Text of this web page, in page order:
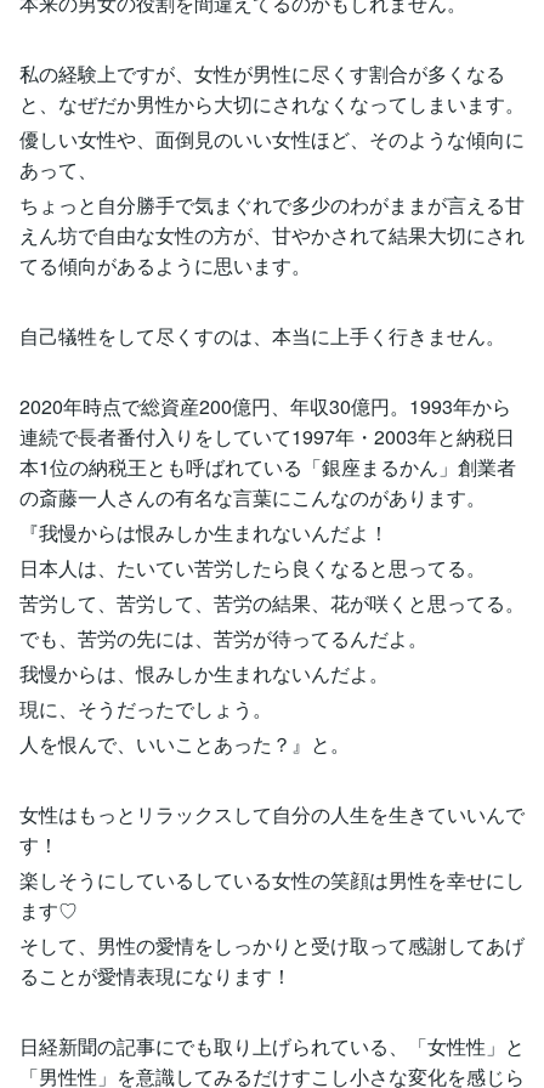
私の経験上ですが、女性が男性に尽くす割合が多くなる
と、なぜだか男性から大切にされなくなってしまいます。
優しい女性や、面倒見のいい女性ほど、そのような傾向に
あって、
ちょっと自分勝手で気まぐれで多少のわがままが言える甘
えん坊で自由な女性の方が、甘やかされて結果大切にされ
てる傾向があるように思います。
自己犠牲をして尽くすのは、本当に上手く行きません。
2020年時点で総資産200億円、年収30億円。1993年から
連続で長者番付入りをしていて1997年・2003年と納税日
本1位の納税王とも呼ばれている「銀座まるかん」創業者
の斎藤一人さんの有名な言葉にこんなのがあります。
『我慢からは恨みしか生まれないんだよ！
日本人は、たいてい苦労したら良くなると思ってる。
苦労して、苦労して、苦労の結果、花が咲くと思ってる。
でも、苦労の先には、苦労が待ってるんだよ。
我慢からは、恨みしか生まれないんだよ。
現に、そうだったでしょう。
人を恨んで、いいことあった？』と。
女性はもっとリラックスして自分の人生を生きていいんで
す！
楽しそうにしているしている女性の笑顔は男性を幸せにし
ます♡
そして、男性の愛情をしっかりと受け取って感謝してあげ
ることが愛情表現になります！
日経新聞の記事にでも取り上げられている、「女性性」と
「男性性」を意識してみるだけすこし小さな変化を感じら